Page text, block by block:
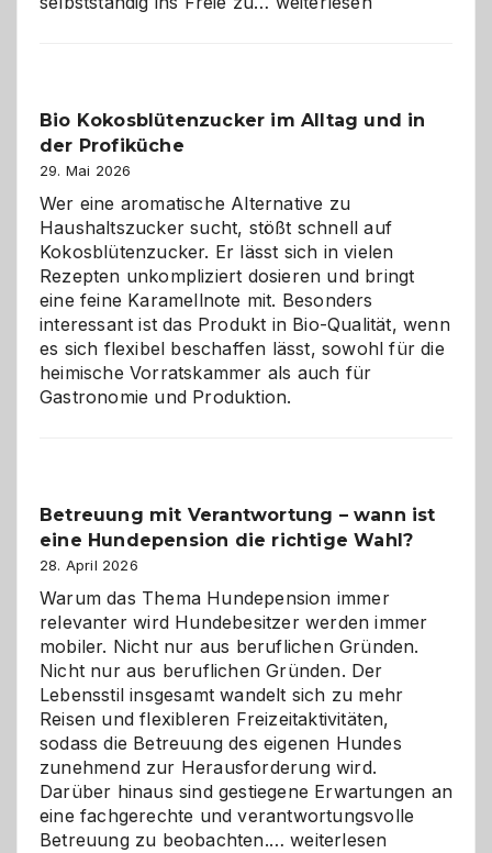
Gefahr
für
Hunde
im
eigenen
Zuhause
Bio Kokosblütenzucker im Alltag und in
der Profiküche
29. Mai 2026
Wer eine aromatische Alternative zu
Haushaltszucker sucht, stößt schnell auf
Kokosblütenzucker. Er lässt sich in vielen
Rezepten unkompliziert dosieren und bringt
eine feine Karamellnote mit. Besonders
interessant ist das Produkt in Bio-Qualität, wenn
es sich flexibel beschaffen lässt, sowohl für die
heimische Vorratskammer als auch für
Gastronomie und Produktion.
Betreuung mit Verantwortung – wann ist
eine Hundepension die richtige Wahl?
28. April 2026
Warum das Thema Hundepension immer
relevanter wird Hundebesitzer werden immer
mobiler. Nicht nur aus beruflichen Gründen.
Nicht nur aus beruflichen Gründen. Der
Lebensstil insgesamt wandelt sich zu mehr
Reisen und flexibleren Freizeitaktivitäten,
sodass die Betreuung des eigenen Hundes
zunehmend zur Herausforderung wird.
Darüber hinaus sind gestiegene Erwartungen an
eine fachgerechte und verantwortungsvolle
Betreuung zu beobachten.…Betreuung
weiterlesen